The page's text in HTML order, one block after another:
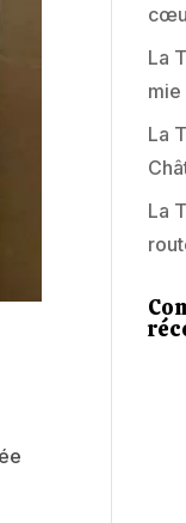
La
mie
La
La